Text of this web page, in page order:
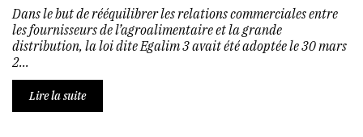
Dans le but de rééquilibrer les relations commerciales entre
les fournisseurs de l’agroalimentaire et la grande
distribution, la loi dite Egalim 3 avait été adoptée le 30 mars
2...
Lire la suite